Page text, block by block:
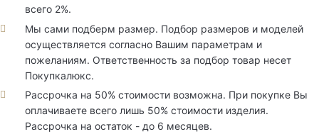
всего 2%.
Мы сами подберм размер. Подбор размеров и моделей
осуществляется согласно Вашим параметрам и
пожеланиям. Ответственность за подбор товар несет
Покупкалюкс.
Рассрочка на 50% стоимости возможна. При покупке Вы
оплачиваете всего лишь 50% стоимости изделия.
Рассрочка на остаток - до 6 месяцев.